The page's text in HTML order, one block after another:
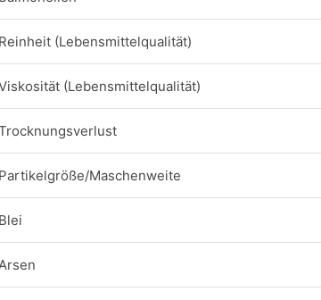
Reinheit (Lebensmittelqualität)
(Lebensmittelqualität)
Partikelgröße/Maschenweite
Blei